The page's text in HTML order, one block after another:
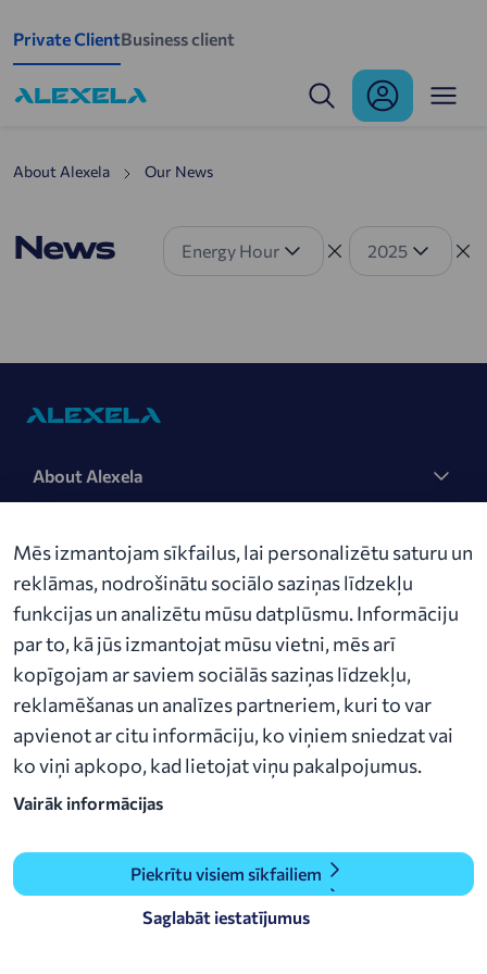
Private ClientBusiness client
About Alexela Our News
News Energy Hour 2025
About Alexela
Contact us
Audēju iela 15-4, LV-1050 Riga​
alexela@alexela.lv
+371 27 33 77 22
Mēs izmantojam sīkfailus, lai personalizētu saturu un
reklāmas, nodrošinātu sociālo saziņas līdzekļu
funkcijas un analizētu mūsu datplūsmu. Informāciju
par to, kā jūs izmantojat mūsu vietni, mēs arī
kopīgojam ar saviem sociālās saziņas līdzekļu,
reklamēšanas un analīzes partneriem, kuri to var
apvienot ar citu informāciju, ko viņiem sniedzat vai
ko viņi apkopo, kad lietojat viņu pakalpojumus.
Vairāk informācijas
Piekrītu visiem sīkfailiem
Saglabāt iestatījumus